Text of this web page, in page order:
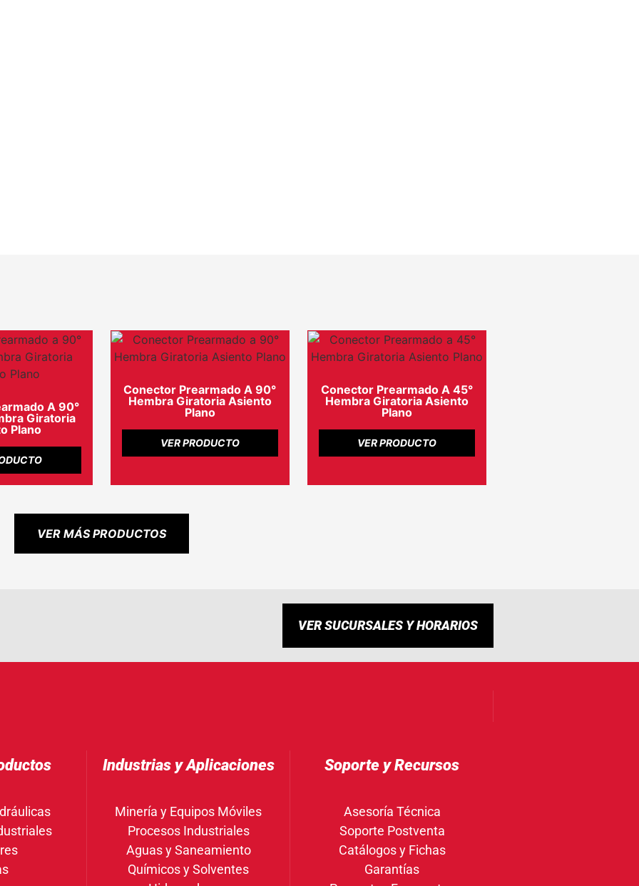
A 90°
Giratoria
Plano
Conector Prearmado A 90°
Hembra Giratoria Asiento
Plano
VER PRODUCTO
Conector Prearmado A 45°
Hembra Giratoria Asiento
Plano
VER PRODUCTO
VER MÁS PRODUCTOS
VER SUCURSALES Y HORARIOS
Industrias y Aplicaciones
Minería y Equipos Móviles
Procesos Industriales
Aguas y Saneamiento
Químicos y Solventes
Soporte y Recursos
Asesoría Técnica
Soporte Postventa
Catálogos y Fichas
Garantías